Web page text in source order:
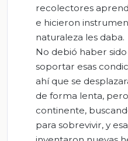
recolectores
e hicieron
naturaleza les daba.
No debió haber
soportar esas
ahí que se
de forma lenta,
continente,
para sobrevivir, y